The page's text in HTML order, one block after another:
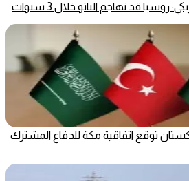
روسيا قد تهاجم الناتو خلال 3 سنوات
توقع اتفاقية مكة للدفاع المشترك